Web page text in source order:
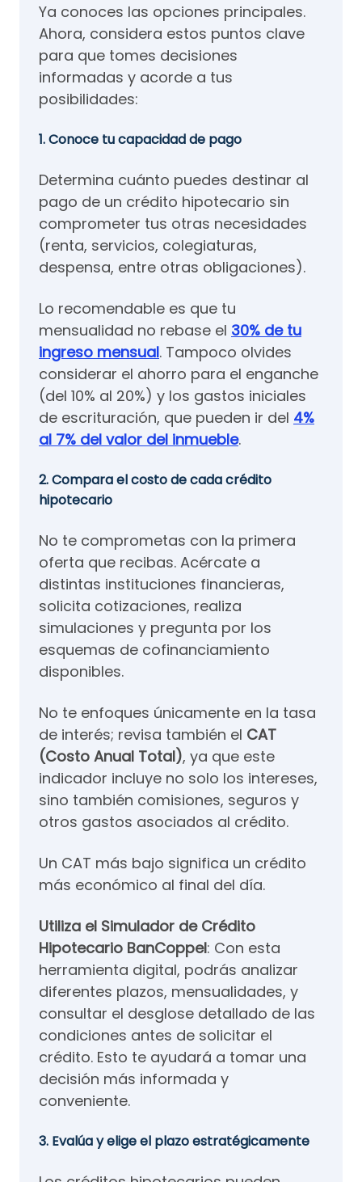
Ya conoces las opciones principales.
Ahora, considera estos puntos clave
para que tomes decisiones
informadas y acorde a tus
posibilidades:
1. Conoce tu capacidad de pago
Determina cuánto puedes destinar al
pago de un crédito hipotecario sin
comprometer tus otras necesidades
(renta, servicios, colegiaturas,
despensa, entre otras obligaciones).
Lo recomendable es que tu
mensualidad no rebase el 30% de tu
ingreso mensual. Tampoco olvides
considerar el ahorro para el enganche
(del 10% al 20%) y los gastos iniciales
de escrituración, que pueden ir del 4%
al 7% del valor del inmueble.
2. Compara el costo de cada crédito
hipotecario
No te comprometas con la primera
oferta que recibas. Acércate a
distintas instituciones financieras,
solicita cotizaciones, realiza
simulaciones y pregunta por los
esquemas de cofinanciamiento
disponibles.
No te enfoques únicamente en la tasa
de interés; revisa también el CAT
(Costo Anual Total), ya que este
indicador incluye no solo los intereses,
sino también comisiones, seguros y
otros gastos asociados al crédito.
Un CAT más bajo significa un crédito
más económico al final del día.
Utiliza el Simulador de Crédito
Hipotecario BanCoppel: Con esta
herramienta digital, podrás analizar
diferentes plazos, mensualidades, y
consultar el desglose detallado de las
condiciones antes de solicitar el
crédito. Esto te ayudará a tomar una
decisión más informada y
conveniente.
3. Evalúa y elige el plazo estratégicamente